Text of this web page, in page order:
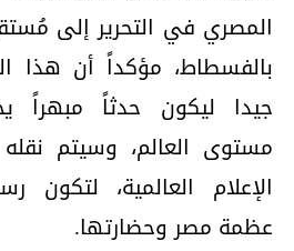
المصري في التحرير إلى
بالفسطاط، مؤكداً أن هذا
جيدا ليكون حدثاً مبهراً
مستوى العالم، وسيتم
الإعلام العالمية، لتكون
عظمة مصر وحضارتها.